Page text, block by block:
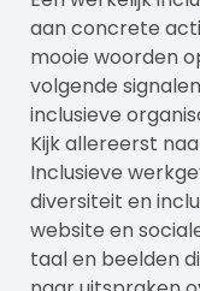
aan concrete
mooie woorden
volgende
inclusieve
Kijk allereerst
Inclusieve
diversiteit en
website en
taal en beelden